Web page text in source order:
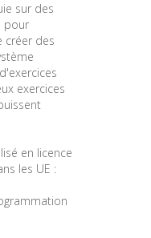
sur des
pour
créer des
exercices
en licence
les UE :